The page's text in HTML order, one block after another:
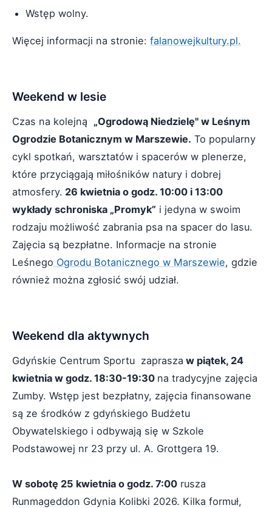
Wstęp wolny.
Więcej informacji na stronie: falanowejkultury.pl.
Weekend w lesie
Czas na kolejną „Ogrodową Niedzielę" w Leśnym
Ogrodzie Botanicznym w Marszewie. To popularny
cykl spotkań, warsztatów i spacerów w plenerze,
które przyciągają miłośników natury i dobrej
atmosfery. 26 kwietnia o godz. 10:00 i 13:00
wykłady schroniska „Promyk” i jedyna w swoim
rodzaju możliwość zabrania psa na spacer do lasu.
Zajęcia są bezpłatne. Informacje na stronie
Leśnego Ogrodu Botanicznego w Marszewie, gdzie
również można zgłosić swój udział.
Weekend dla aktywnych
Gdyńskie Centrum Sportu zaprasza w piątek, 24
kwietnia w godz. 18:30-19:30 na tradycyjne zajęcia
Zumby. Wstęp jest bezpłatny, zajęcia finansowane
są ze środków z gdyńskiego Budżetu
Obywatelskiego i odbywają się w Szkole
Podstawowej nr 23 przy ul. A. Grottgera 19.
W sobotę 25 kwietnia o godz. 7:00 rusza
Runmageddon Gdynia Kolibki 2026. Kilka formuł,